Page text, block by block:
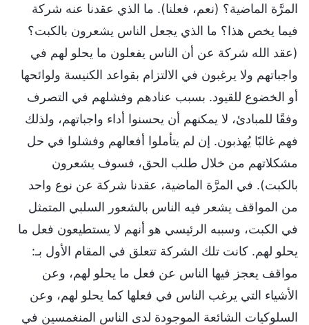
المرَّة الماضية؟ (نعم، فعلنا). ما الذي عقدنا عنه شركة
فيما يخص هذا؟ ما الذي يجعل الناس يشعرون بالكبت؟
(عقد الله شركة عن أن الناس يفعلون ما يحلو لهم في
واجباتهم ولا يرغبون في الالتزام بقواعد الكنيسة ولوائحها
أو الخضوع للقيود. بسبب عنادهم وفشلهم في التصرف
وفقًا للمبادئ، لا يمكنهم أن يحسنوا أداء واجباتهم، ولذلك
فهم غالبًا يُهذبون. إن لم يتأملوا أفعالهم وفشلوا في حل
مشكلاتهم من خلال طلب الحق، فسوف يشعرون
بالكبت). في المرَّة الماضية، عقدنا شركة عن نوع واحد
من المواقف يشعر فيه الناس بالشعور السلبي المتمثل
في الكبت، وسببه الرئيسي هو أنهم لا يستطيعون فعل ما
يحلو لهم. كانت تلك الشركة تتعلق في المقام الأول بـ:
مواقف يعجز فيها الناس عن فعل ما يحلو لهم، وعن
الأشياء التي يرغب الناس في فعلها كما يحلو لهم، وعن
السلوكيات الشائعة الموجودة لدى الناس المنغمسين في